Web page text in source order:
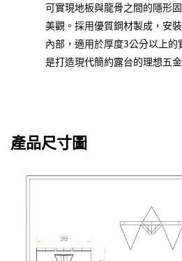
可實現地板與龍骨之間的隱形
美觀。採用優質鋼材製成，安
內部，適用於厚度3公分以上的
是打造現代簡約露台的理想五金
產品尺寸圖